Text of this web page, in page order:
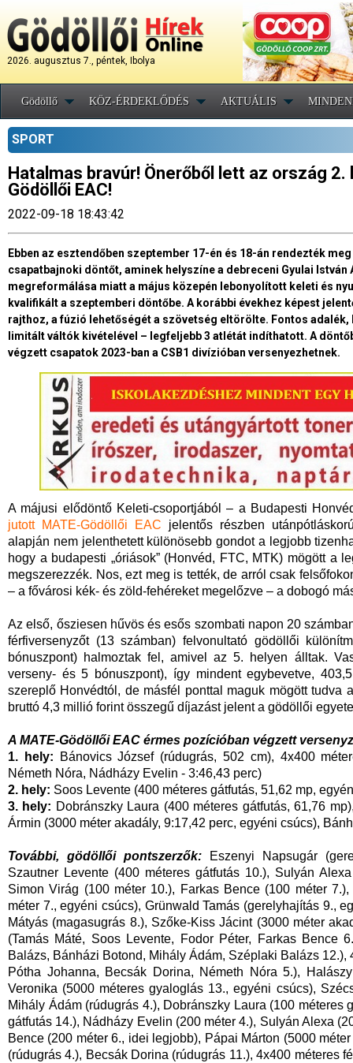
2026. augusztus 7., péntek, Ibolya
Gödöllő KÖZ-ÉRDEKLŐDÉS AKTUÁLIS
SPORT
Hatalmas bravúr! Önerőből lett az ország
Gödöllői EAC!
2022-09-18 18:43:42
Ebben az esztendőben szeptember 17-én és 18-án rendezték
csapatbajnoki döntőt, aminek helyszíne a debreceni Gyulai
megreformálása miatt a május közepén lebonyolított keleti és
kvalifikált a szeptemberi döntőbe. A korábbi évekhez képest
rajthoz, a fúzió lehetőségét a szövetség eltörölte. Fontos adalék,
limitált váltók kivételével – legfeljebb 3 atlétát indíthatott. A
végzett csapatok 2023-ban a CSB1 divízióban versenyezhetnek.
A májusi elődöntő Keleti-csoportjából – a Budapesti
jutott MATE-Gödöllői EAC jelentős részben
alapján nem jelenthetett különösebb gondot a legjobb
hogy a budapesti „óriások” (Honvéd, FTC, MTK) mögött a
megszerezzék. Nos, ezt meg is tették, de arról csak
– a fővárosi kék- és zöld-fehéreket megelőzve – a dobogó
Az első, ősziesen hűvös és esős szombati napon 20
férfiversenyzőt (13 számban) felvonultató gödöllői
bónuszpont) halmoztak fel, amivel az 5. helyen álltak.
verseny- és 5 bónuszpont), így mindent egybevetve,
szereplő Honvédtól, de másfél ponttal maguk mögött tudva
bruttó 4,3 millió forint összegű díjazást jelent a gödöllői
A MATE-Gödöllői EAC érmes pozícióban végzett
1. hely: Bánovics József (rúdugrás, 502 cm), 4x400
Németh Nóra, Nádházy Evelin - 3:46,43 perc)
2. hely: Soos Levente (400 méteres gátfutás, 51,62 mp,
3. hely: Dobránszky Laura (400 méteres gátfutás, 61,76
Ármin (3000 méter akadály, 9:17,42 perc, egyéni csúcs),
További, gödöllői pontszerzők: Eszenyi Napsugár
Szautner Levente (400 méteres gátfutás 10.), Sulyán
Simon Virág (100 méter 10.), Farkas Bence (100 méter
méter 7., egyéni csúcs), Grünwald Tamás (gerelyhajítás 9.,
Mátyás (magasugrás 8.), Szőke-Kiss Jácint (3000 méter
(Tamás Máté, Soos Levente, Fodor Péter, Farkas Bence
Balázs, Bánházi Botond, Mihály Ádám, Széplaki Balázs
Pótha Johanna, Becsák Dorina, Németh Nóra 5.),
Veronika (5000 méteres gyaloglás 13., egyéni csúcs),
Mihály Ádám (rúdugrás 4.), Dobránszky Laura (100 méteres
gátfutás 14.), Nádházy Evelin (200 méter 4.), Sulyán Alexa
Bence (200 méter 6., idei legjobb), Pápai Márton (5000
(rúdugrás 4.), Becsák Dorina (rúdugrás 11.), 4x400 méteres